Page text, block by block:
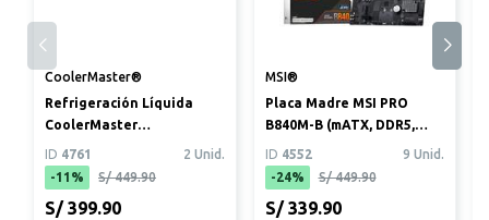
CoolerMaster®
Refrigeración Líquida
CoolerMaster
MasterLiquid Core Nex
360 ARGB
ID 4761
2 Unid.
-11%
S/ 449.90
S/ 399.90
MSI®
Placa Madre MSI PRO
B840M-B (mATX, DDR5,
AMD AM5)
ID 4552
9 Unid.
-24%
S/ 449.90
S/ 339.90